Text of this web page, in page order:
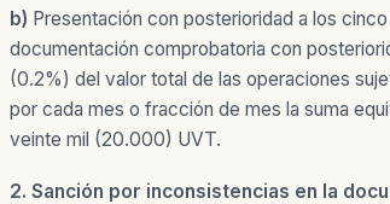
b) Presentación con posterioridad a los
documentación comprobatoria con
(0.2%) del valor total de las operaciones
por cada mes o fracción de mes la suma
veinte mil (20.000) UVT.
2. Sanción por inconsistencias en la